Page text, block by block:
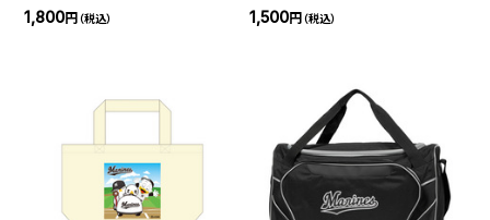
1,800円（税込）
1,500円（税込）